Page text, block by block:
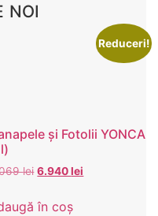
NOI
Reduceri!
și Fotolii YONCA
lei Prețul
a
6.940lei
în coș